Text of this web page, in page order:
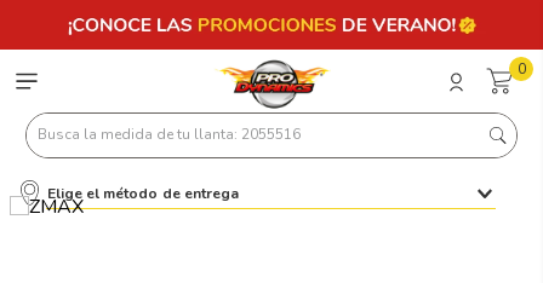
0
Busca la medida de tu llanta: 2055516
Elige el método de entrega
Términos más buscados